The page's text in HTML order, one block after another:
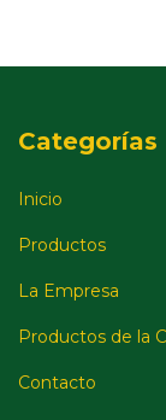
Categorías
Inicio
Productos
La Empresa
Productos de la
Contacto